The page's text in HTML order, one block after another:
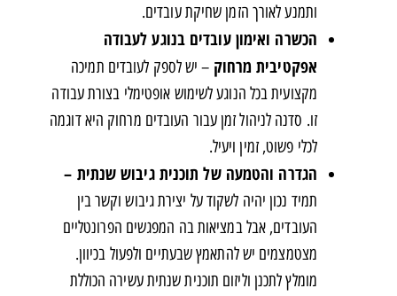
ותמנע לאורך הזמן שחיקת עובדים.
הכשרה ואימון עובדים בנוגע לעבודה
אפקטיבית מרחוק – יש לספק לעובדים תמיכה
מקצועית בכל הנוגע לשימוש אופטימלי בצורת עבודה
זו. סדנה לניהול זמן עבור העובדים מרחוק היא דוגמה
לכלי פשוט, זמין ויעיל.
הגדרה והטמעה של תוכנית גיבוש שנתית –
תמיד נכון יהיה לשקוד על יצירת גיבוש וקשר בין
העובדים, אבל במציאות בה המפגשים הפרונטליים
מצטמצמים יש להתאמץ שבעתיים ולפעול בכיוון.
מומלץ לתכנן וליזום תוכנית שנתית עשירה הכוללת